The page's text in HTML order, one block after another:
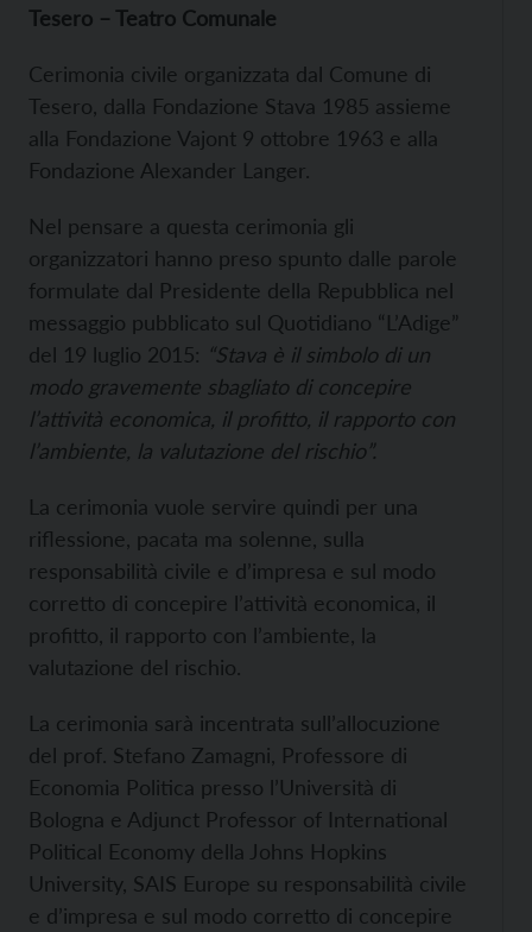
Tesero – Teatro Comunale
Cerimonia civile organizzata dal Comune di
Tesero, dalla Fondazione Stava 1985 assieme
alla Fondazione Vajont 9 ottobre 1963 e alla
Fondazione Alexander Langer.
Nel pensare a questa cerimonia gli
organizzatori hanno preso spunto dalle parole
formulate dal Presidente della Repubblica nel
messaggio pubblicato sul Quotidiano “L’Adige”
del 19 luglio 2015: “Stava è il simbolo di un
modo gravemente sbagliato di concepire
l’attività economica, il profitto, il rapporto con
l’ambiente, la valutazione del rischio”.
La cerimonia vuole servire quindi per una
riflessione, pacata ma solenne, sulla
responsabilità civile e d’impresa e sul modo
corretto di concepire l’attività economica, il
profitto, il rapporto con l’ambiente, la
valutazione del rischio.
La cerimonia sarà incentrata sull’allocuzione
del prof. Stefano Zamagni, Professore di
Economia Politica presso l’Università di
Bologna e Adjunct Professor of International
Political Economy della Johns Hopkins
University, SAIS Europe su responsabilità civile
e d’impresa e sul modo corretto di concepire